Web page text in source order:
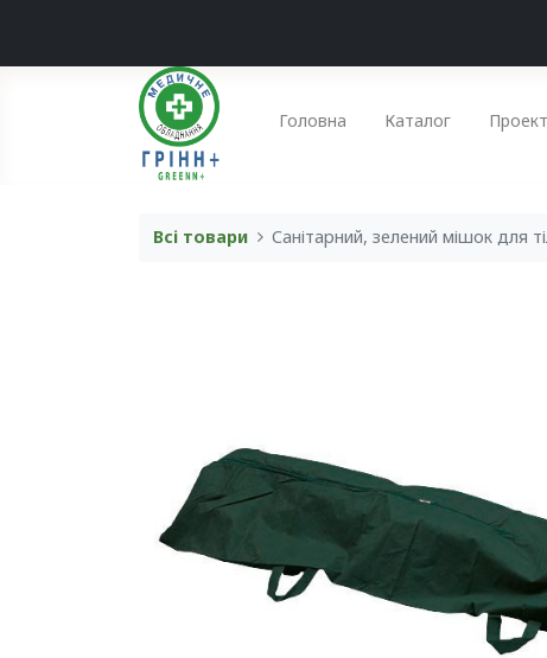
Головна Каталог
Всі товари Санітарний, зелений мішок для